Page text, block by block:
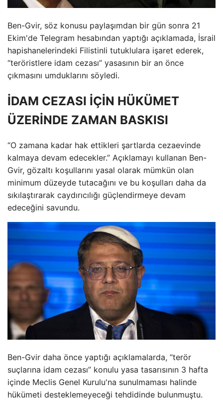
Ben-Gvir, söz konusu paylaşımdan bir gün sonra 21
Ekim'de Telegram hesabından yaptığı açıklamada, İsrail
hapishanelerindeki Filistinli tutuklulara işaret ederek,
“teröristlere idam cezası” yasasının bir an önce
çıkmasını umduklarını söyledi.
İDAM CEZASI İÇİN HÜKÜMET
ÜZERİNDE ZAMAN BASKISI
“O zamana kadar hak ettikleri şartlarda cezaevinde
kalmaya devam edecekler.” Açıklamayı kullanan Ben-
Gvir, gözaltı koşullarını yasal olarak mümkün olan
minimum düzeyde tutacağını ve bu koşulları daha da
sıkılaştırarak caydırıcılığı güçlendirmeye devam
edeceğini savundu.
Ben-Gvir daha önce yaptığı açıklamalarda, “terör
suçlarına idam cezası” konulu yasa tasarısının 3 hafta
içinde Meclis Genel Kurulu'na sunulmaması halinde
hükümeti desteklemeyeceği tehdidinde bulunmuştu.